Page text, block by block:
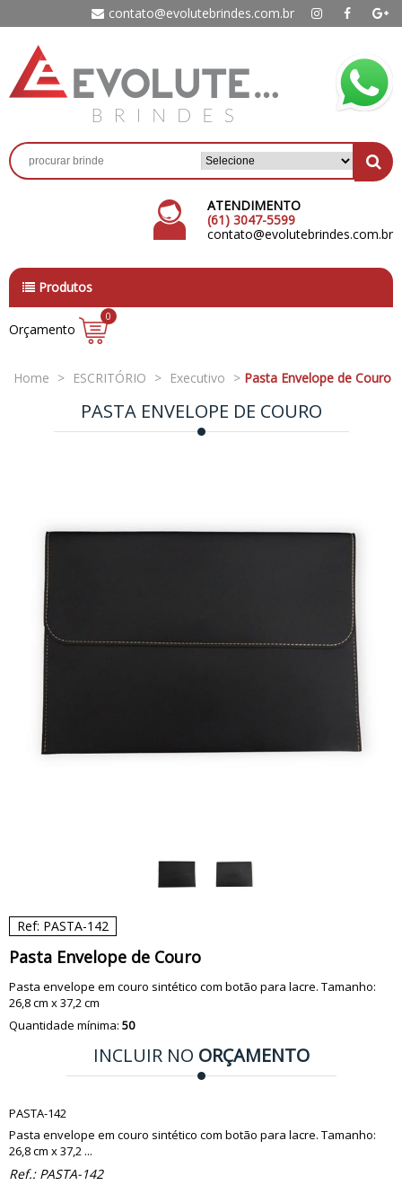
contato@evolutebrindes.com.br
ATENDIMENTO
(61) 3047-5599
contato@evolutebrindes.com.br
Produtos
Orçamento
0
Home > ESCRITÓRIO > Executivo > Pasta Envelope de Couro
PASTA ENVELOPE DE COURO
Ref: PASTA-142
Pasta Envelope de Couro
Pasta envelope em couro sintético com botão para lacre. Tamanho:
26,8 cm x 37,2 cm
Quantidade mínima: 50
INCLUIR NO ORÇAMENTO
PASTA-142
Pasta envelope em couro sintético com botão para lacre. Tamanho:
26,8 cm x 37,2 ...
Ref.: PASTA-142